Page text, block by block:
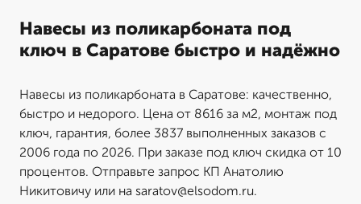
Навесы из поликарбоната под
ключ в Саратове быстро и надёжно
Навесы из поликарбоната в Саратове: качественно,
быстро и недорого. Цена от 8616 за м2, монтаж под
ключ, гарантия, более 3837 выполненных заказов с
2006 года по 2026. При заказе под ключ скидка от 10
процентов. Отправьте запрос КП Анатолию
Никитовичу или на saratov@elsodom.ru.